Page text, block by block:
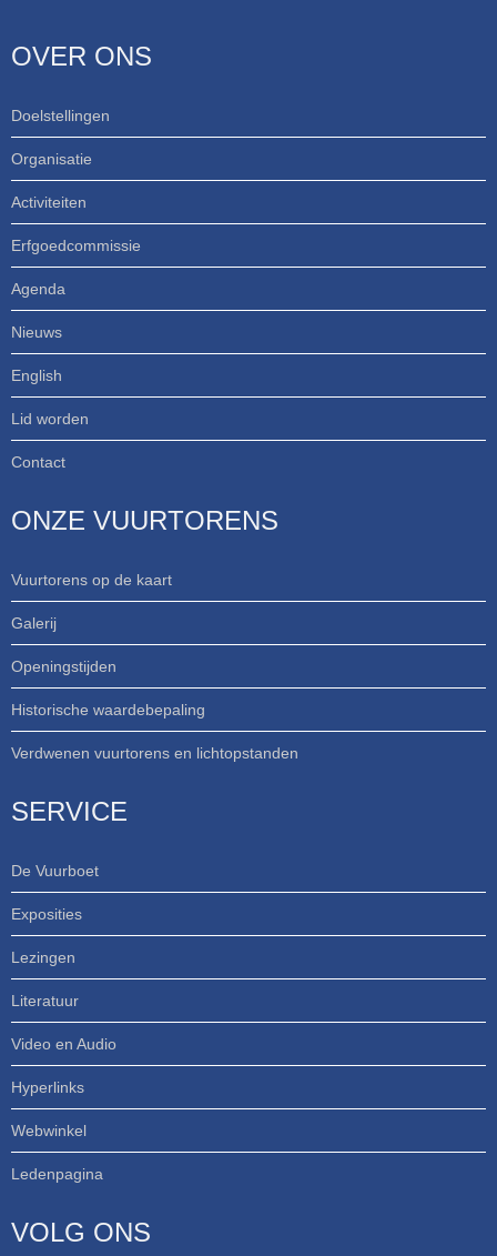
OVER ONS
Doelstellingen
Organisatie
Activiteiten
Erfgoedcommissie
Agenda
Nieuws
English
Lid worden
Contact
ONZE VUURTORENS
Vuurtorens op de kaart
Galerij
Openingstijden
Historische waardebepaling
Verdwenen vuurtorens en lichtopstanden
SERVICE
De Vuurboet
Exposities
Lezingen
Literatuur
Video en Audio
Hyperlinks
Webwinkel
Ledenpagina
VOLG ONS